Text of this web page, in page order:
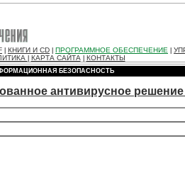
КНИГИ И CD ПРОГРАММНОЕ ОБЕСПЕЧЕНИЕ
КАРТА САЙТА| КОНТАКТЫ
БЕЗОПАСНОСТЬ
антивирусное